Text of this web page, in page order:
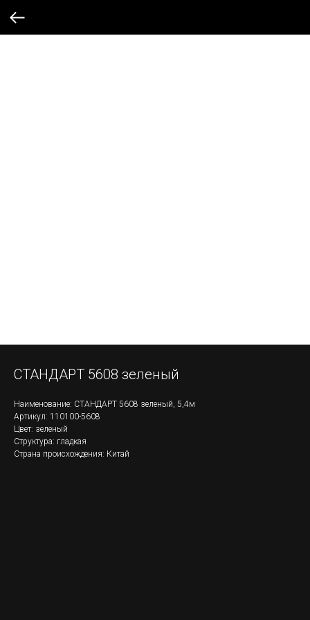
СТАНДАРТ 5608 зеленый
Наименование: СТАНДАРТ 5608 зеленый, 5,4м
Артикул: 110100-5608
Цвет: зеленый
Структура: гладкая
Страна происхождения: Китай